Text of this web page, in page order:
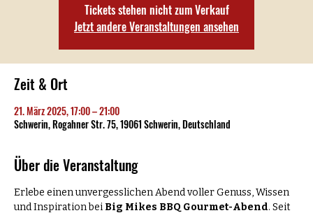
Tickets stehen nicht zum Verkauf
Jetzt andere Veranstaltungen ansehen
Zeit & Ort
21. März 2025, 17:00 – 21:00
Schwerin, Rogahner Str. 75, 19061 Schwerin, Deutschland
Über die Veranstaltung
Erlebe einen unvergesslichen Abend voller Genuss, Wissen
und Inspiration bei Big Mikes BBQ Gourmet-Abend. Seit